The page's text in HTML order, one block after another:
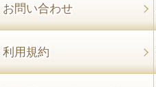
お問い合わせ
利用規約